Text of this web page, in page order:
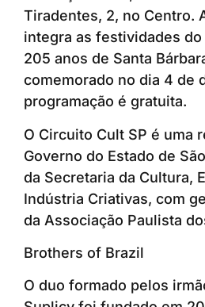
Tiradentes, 2, no Centro.
integra as festividades
205 anos de Santa
comemorado no dia 4 de
programação é gratuita.
O Circuito Cult SP é uma
Governo do Estado de
da Secretaria da Cultura,
Indústria Criativas, com
da Associação Paulista
Brothers of Brazil
O duo formado pelos